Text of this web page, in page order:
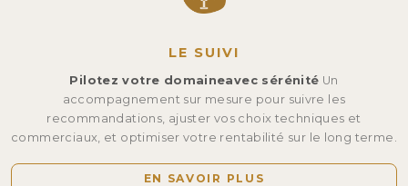
LE SUIVI
Pilotez votre domaineavec sérénité Un
accompagnement sur mesure pour suivre les
recommandations, ajuster vos choix techniques et
commerciaux, et optimiser votre rentabilité sur le long terme.
EN SAVOIR PLUS